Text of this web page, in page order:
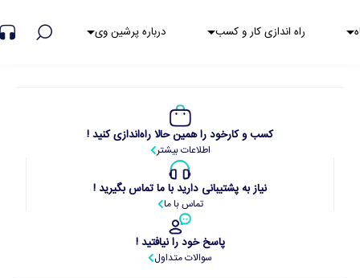
راه اندازی کار و کسب درباره پرشین وی
کسب و کارخود را همین حالا راه‌اندازی کنید !
اطلاعات بیشتر
نیاز به پشتیبانی دارید با ما تماس بگیرید !
تماس با ما
پاسخ خود را نیافتید !
سوالات متداول